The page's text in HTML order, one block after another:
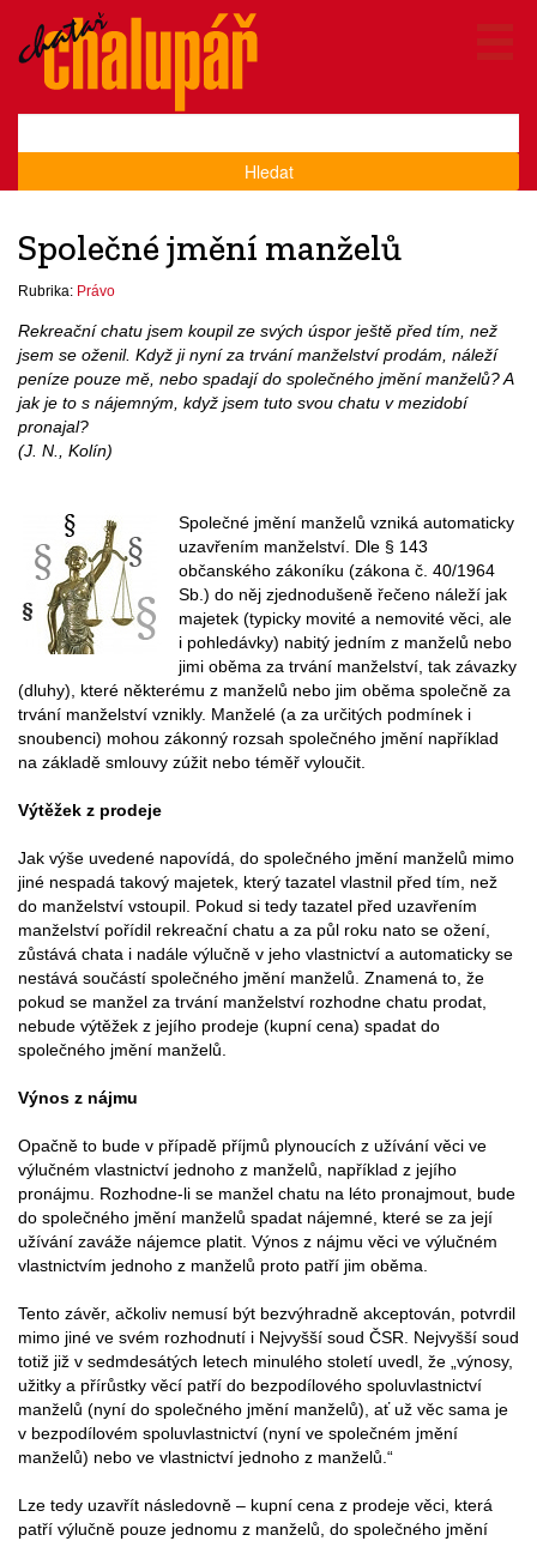
Hledat
Společné jmění manželů
Rubrika: Právo
Rekreační chatu jsem koupil ze svých úspor ještě před tím, než
jsem se oženil. Když ji nyní za trvání manželství prodám, náleží
peníze pouze mě, nebo spadají do společného jmění manželů? A
jak je to s nájemným, když jsem tuto svou chatu v mezidobí
pronajal?
(J. N., Kolín)
Společné jmění manželů vzniká automaticky
uzavřením manželství. Dle § 143
občanského zákoníku (zákona č. 40/1964
Sb.) do něj zjednodušeně řečeno náleží jak
majetek (typicky movité a nemovité věci, ale
i pohledávky) nabitý jedním z manželů nebo
jimi oběma za trvání manželství, tak závazky
(dluhy), které některému z manželů nebo jim oběma společně za
trvání manželství vznikly. Manželé (a za určitých podmínek i
snoubenci) mohou zákonný rozsah společného jmění například
na základě smlouvy zúžit nebo téměř vyloučit.
Výtěžek z prodeje
Jak výše uvedené napovídá, do společného jmění manželů mimo
jiné nespadá takový majetek, který tazatel vlastnil před tím, než
do manželství vstoupil. Pokud si tedy tazatel před uzavřením
manželství pořídil rekreační chatu a za půl roku nato se ožení,
zůstává chata i nadále výlučně v jeho vlastnictví a automaticky se
nestává součástí společného jmění manželů. Znamená to, že
pokud se manžel za trvání manželství rozhodne chatu prodat,
nebude výtěžek z jejího prodeje (kupní cena) spadat do
společného jmění manželů.
Výnos z nájmu
Opačně to bude v případě příjmů plynoucích z užívání věci ve
výlučném vlastnictví jednoho z manželů, například z jejího
pronájmu. Rozhodne-li se manžel chatu na léto pronajmout, bude
do společného jmění manželů spadat nájemné, které se za její
užívání zaváže nájemce platit. Výnos z nájmu věci ve výlučném
vlastnictvím jednoho z manželů proto patří jim oběma.
Tento závěr, ačkoliv nemusí být bezvýhradně akceptován, potvrdil
mimo jiné ve svém rozhodnutí i Nejvyšší soud ČSR. Nejvyšší soud
totiž již v sedmdesátých letech minulého století uvedl, že „výnosy,
užitky a přírůstky věcí patří do bezpodílového spoluvlastnictví
manželů (nyní do společného jmění manželů), ať už věc sama je
v bezpodílovém spoluvlastnictví (nyní ve společném jmění
manželů) nebo ve vlastnictví jednoho z manželů.“
Lze tedy uzavřít následovně – kupní cena z prodeje věci, která
patří výlučně pouze jednomu z manželů, do společného jmění